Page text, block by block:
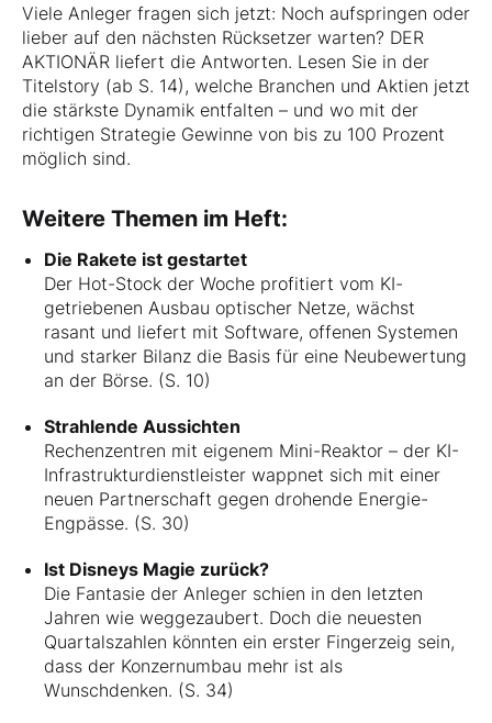
Viele Anleger fragen sich jetzt: Noch aufspringen oder
lieber auf den nächsten Rücksetzer warten? DER
AKTIONÄR liefert die Antworten. Lesen Sie in der
Titelstory (ab S. 14), welche Branchen und Aktien jetzt
die stärkste Dynamik entfalten – und wo mit der
richtigen Strategie Gewinne von bis zu 100 Prozent
möglich sind.
Weitere Themen im Heft:
Die Rakete ist gestartet
Der Hot-Stock der Woche profitiert vom KI-
getriebenen Ausbau optischer Netze, wächst
rasant und liefert mit Software, offenen Systemen
und starker Bilanz die Basis für eine Neubewertung
an der Börse. (S. 10)
Strahlende Aussichten
Rechenzentren mit eigenem Mini-Reaktor – der KI-
Infrastrukturdienstleister wappnet sich mit einer
neuen Partnerschaft gegen drohende Energie-
Engpässe. (S. 30)
Ist Disneys Magie zurück?
Die Fantasie der Anleger schien in den letzten
Jahren wie weggezaubert. Doch die neuesten
Quartalszahlen könnten ein erster Fingerzeig sein,
dass der Konzernumbau mehr ist als
Wunschdenken. (S. 34)